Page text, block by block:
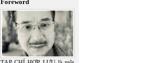
Foreword